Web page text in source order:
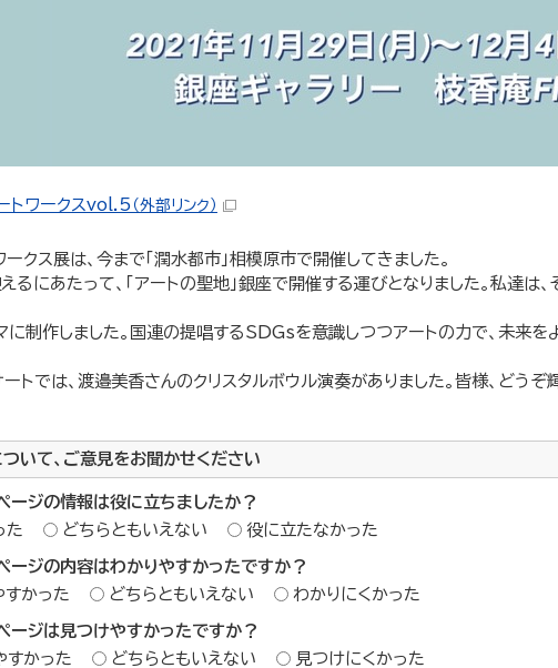
トワークスvol.5 （外部リンク）
クス展は、今まで「潤水都市」相模原市で開催してきました。
るにあたって、「アートの聖地」銀座で開催する運びとなりました。私達は
に制作しました。国連の提唱するSDGsを意識しつつアートの力で、未来
ートでは、渡邉美香さんのクリスタルボウル演奏がありました。皆様、どう
いて、ご意見をお聞かせください
ージの情報は役に立ちましたか？
た
どちらともいえない 役に立たなかった
ージの内容はわかりやすかったですか？
すかった
どちらともいえない わかりにくかった
ージは見つけやすかったですか？
すかった
どちらともいえない 見つけにくかった